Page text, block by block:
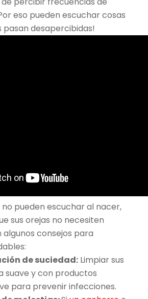
eso pueden escuchar cosas
desapercibidas!
pueden escuchar al nacer,
sus orejas no necesiten
algunos consejos para
de suciedad: Limpiar sus
suave y con productos
para prevenir infecciones.